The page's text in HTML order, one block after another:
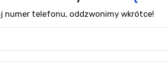
numer telefonu, oddzwonimy wkrótce!